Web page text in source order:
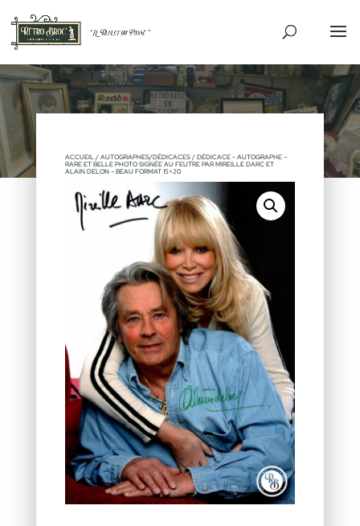
VENDU
ACCUEIL/ AUTOGRAPHES/DÉDICACES/ DÉDICACE – AUTOGRAPHE –
RARE ET BELLE PHOTO SIGNÉE AU FEUTRE PAR MIREILLE DARC ET
ALAIN DELON – BEAU FORMAT 15×20